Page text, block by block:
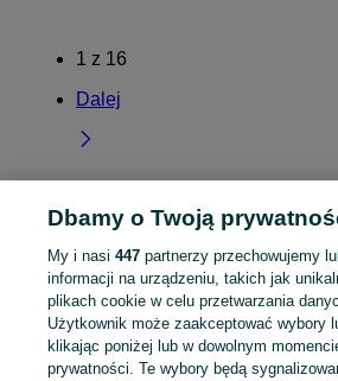
1 z 16
Dalej
Strona główna Opolskie Nowa Schodnia
KATEGORIA
Dbamy o Twoją
My i nasi 447partnerzy przechowujemy
informacji na urządzeniu, takich jak
plikach cookie w celu przetwarzania
Użytkownik może zaakceptować wybory
klikając poniżej lub w dowolnym
prywatności. Te wybory będą